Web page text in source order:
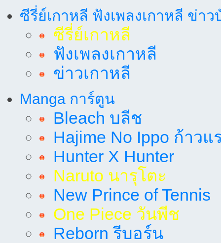
ซีรี่ย์เกาหลี ฟังเพลงเกาหลี ข่าว
ซีรี่ย์เกาหลี
ฟังเพลงเกาหลี
ข่าวเกาหลี
Manga การ์ตูน
Bleach บลีช
Hajime No Ippo ก้าวแ
Hunter X Hunter
Naruto นารุโตะ
New Prince of Tennis
One Piece วันพีช
Reborn รีบอร์น